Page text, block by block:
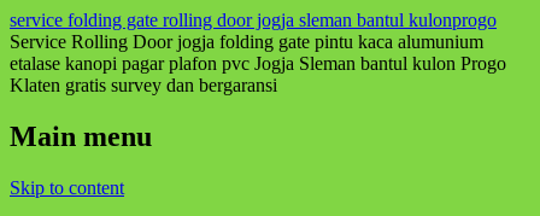
service folding gate rolling door jogja sleman bantul kulonprogo
Service Rolling Door jogja folding gate pintu kaca alumunium
etalase kanopi pagar plafon pvc Jogja Sleman bantul kulon Progo
Klaten gratis survey dan bergaransi
Main menu
Skip to content